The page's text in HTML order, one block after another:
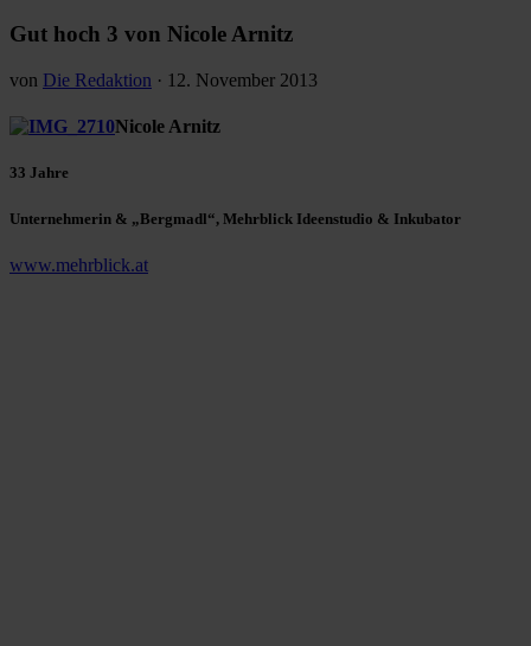
Gut hoch 3 von Nicole Arnitz
von Die Redaktion · 12. November 2013
Nicole Arnitz
33 Jahre
Unternehmerin & „Bergmadl“, Mehrblick Ideenstudio & Inkubator
www.mehrblick.at